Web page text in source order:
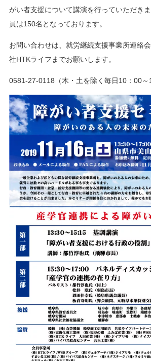
がい者支援について講演を行っていただき
員は150名となっております。
お問い合わせは、就労継続支援事業所連絡
社HTKライフまでお願いします。
0581-27-0118（木・土を除く毎日10：00～